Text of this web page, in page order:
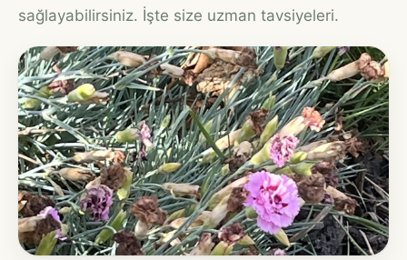
sağlayabilirsiniz. İşte size uzman tavsiyeleri.